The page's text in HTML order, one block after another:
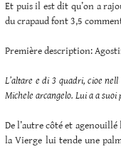
Et puis il est dit qu’on a
du crapaud font 3,5
Première description:
L’altare e di 3 quadri, cioe
Michele arcangelo. Lui a a
De l’autre côté et
la Vierge lui tende une